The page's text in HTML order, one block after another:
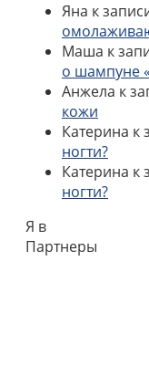
Яна к
Маша к
о шампуне
Анжела к
кожи
Катерина к
ногти?
Катерина к
ногти?
Я в
Партнеры